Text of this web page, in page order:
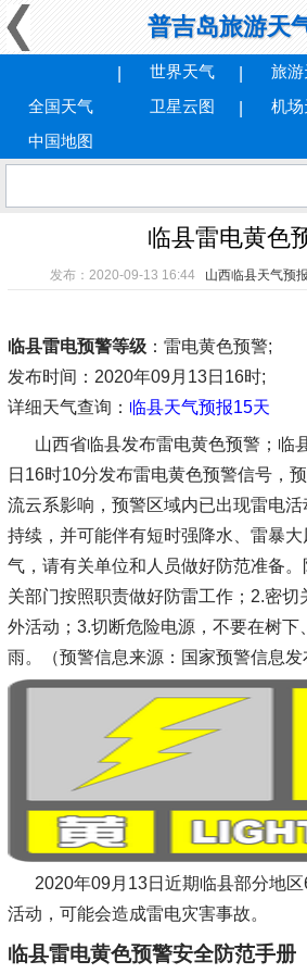
普吉岛旅游天
全国天气
世界天气 旅
卫星云图
机
中国地图
临县雷电黄色
发布：2020-09-13 16:44 山西临县天气预报
临县雷电预警等级：雷电黄色预警;
发布时间 ：2020年09月13日16时;
详细天气查询： 临县天气预报15天
山西省临县发布雷电黄色预警；临
日16时10分发布雷电黄色预警信号，
流云系影响，预警区域内已出现雷电
持续，并可能伴有短时强降水、雷暴
气，请有关单位和人员做好防范准备
关部门按照职责做好防雷工作；2.密切
外活动；3.切断危险电源，不要在树下
雨。（预警信息来源：国家预警信息发
2020年09月13日近期临县部分地
活动，可能会造成雷电灾害事故。
临县雷电黄色预警安全防范手册